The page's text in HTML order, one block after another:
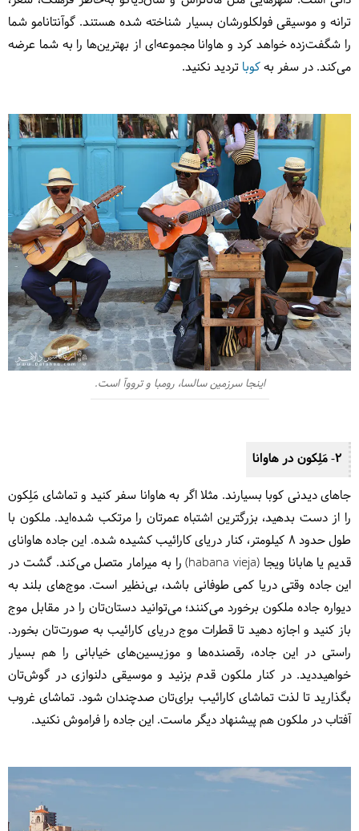
ترانه‌ و موسیقی فولکلورشان بسیار شناخته شده هستند. گوآنتانامو شما
را شگفت‌زده خواهد کرد و هاوانا مجموعه‌ای از بهترین‌ها را به شما عرضه
می‌کند. در سفر بهکوبا تردید نکنید.
اینجا سرزمین سالسا، رومبا و ترووآ است.
2- مَلِکون در هاوانا
جاهای دیدنی کوبا بسیارند. مثلا اگر به هاوانا سفر کنید و تماشای مَلِکون
را از دست بدهید، بزرگترین اشتباه عمرتان را مرتکب شده‌اید. ملکون با
طول حدود 8 کیلومتر، کنار دریای کارائیب کشیده شده. این جاده هاوانای
قدیم یا هابانا ویجا (habana vieja) را به میرامار متصل می‌کند. گشت در
این جاده وقتی دریا کمی طوفانی باشد، بی‌نظیر است. موج‌های بلند به
دیواره جاده ملکون برخورد می‌کنند؛ می‌توانید دستان‌تان را در مقابل موج
باز کنید و اجازه دهید تا قطرات موج دریای کارائیب به صورت‌تان بخورد.
راستی در این جاده، رقصنده‌ها و موزیسین‌های خیابانی را هم بسیار
خواهیددید. در کنار ملکون قدم بزنید و موسیقی دلنوازی در گوش‌تان
بگذارید تا لذت تماشای کارائیب برای‌تان صدچندان شود. تماشای غروب
آفتاب در ملکون هم پیشنهاد دیگر ماست. این جاده را فراموش نکنید.